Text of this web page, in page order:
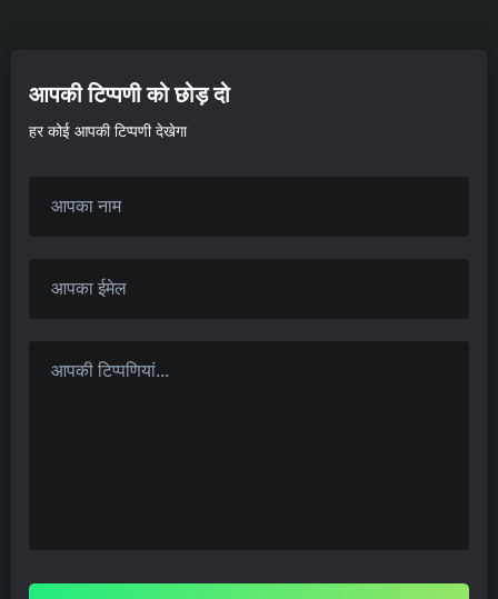
आपकी टिप्पणी को छोड़ दो
हर कोई आपकी टिप्पणी देखेगा